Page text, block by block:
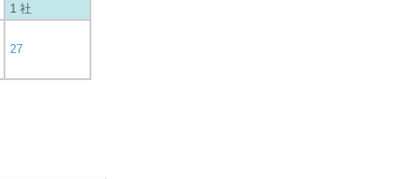
1 社
27